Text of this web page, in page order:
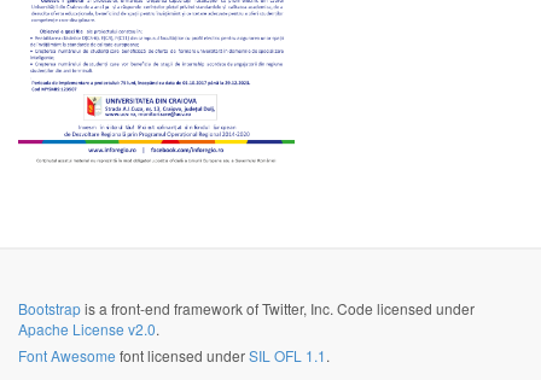
Bootstrapis a front-end framework of Twitter, Inc. Code licensed under
Apache License v2.0.
Font Awesome font licensed underSIL OFL 1.1.